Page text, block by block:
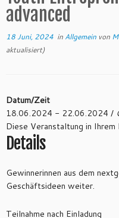
advanced
18 Juni, 2024 in Allgemein von
aktualisiert)
Datum/Zeit
18.06.2024 - 22.06.2024 /
Diese Veranstaltung in
Details
Gewinnerinnen aus dem
Geschäftsideen weiter.
Teilnahme nach Einladung